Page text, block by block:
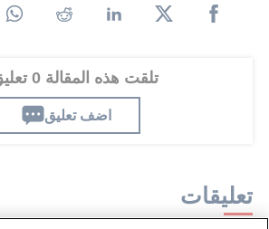
تلقت هذه المقالة 0 تعليق
اضف تعليق
تعليقات